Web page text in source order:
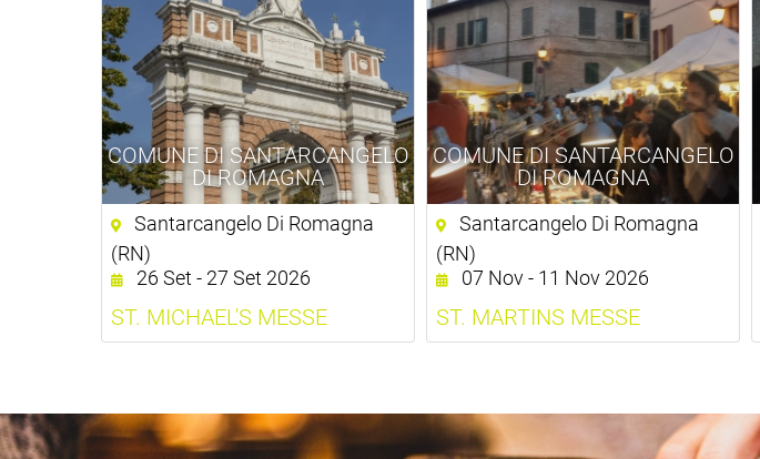
COMUNE DI SANTARCANGELO
DI ROMAGNA
Santarcangelo Di Romagna
(RN)
26 Set - 27 Set 2026
ST. MICHAEL'S MESSE
COMUNE DI SANTARCANGELO
DI ROMAGNA
Santarcangelo Di Romagna
(RN)
07 Nov - 11 Nov 2026
ST. MARTINS MESSE